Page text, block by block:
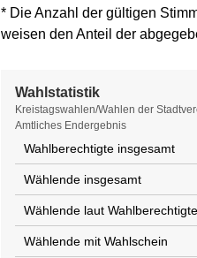
* Die Anzahl der gültigen
weisen den Anteil der
Wahlstatistik
Wahlstatistik
Kreistagswahlen/Wahlen der
Amtliches Endergebnis
Wahlberechtigte insgesamt
Wählende insgesamt
Wählende laut
Wählende mit Wahlschein